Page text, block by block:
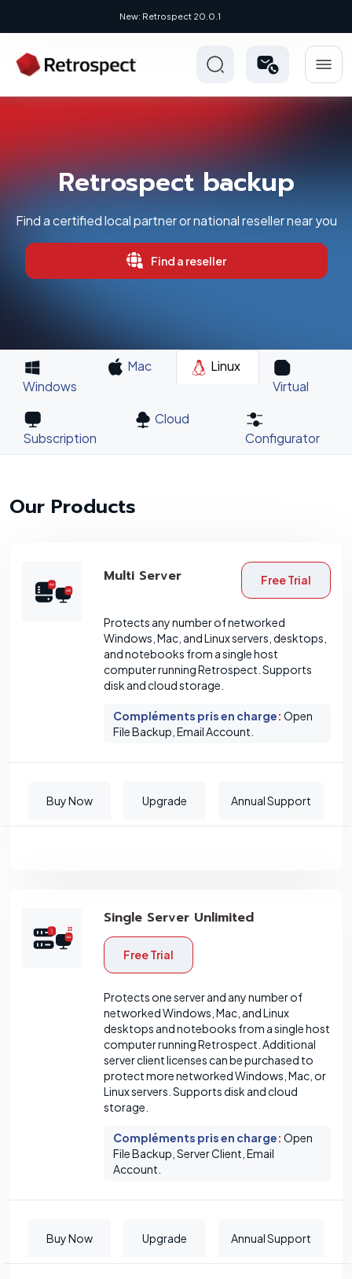
New: Retrospect 20.0.1
Retrospect backup
Find a certified local partner or national reseller near you
Find a reseller
Windows
Mac
Linux
Virtual
Subscription
Cloud
Configurator
Our Products
Multi Server Free Trial
Protects any number of networked
Windows, Mac, and Linux servers, desktops,
and notebooks from a single host
computer running Retrospect. Supports
disk and cloud storage.
Compléments pris en charge: Open
File Backup, Email Account.
Buy Now Upgrade Annual Support
Single Server Unlimited
Free Trial
Protects one server and any number of
networked Windows, Mac, and Linux
desktops and notebooks from a single host
computer running Retrospect. Additional
server client licenses can be purchased to
protect more networked Windows, Mac, or
Linux servers. Supports disk and cloud
storage.
Compléments pris en charge: Open
File Backup, Server Client, Email
Account.
Buy Now Upgrade Annual Support